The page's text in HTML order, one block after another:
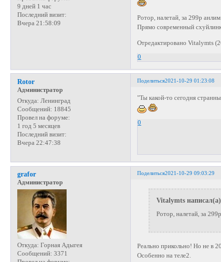
9 дней 1 час
Последний визит:
Вчера 21:58:09
Ротор, налетай, за 299р
Прямо современный
Отредактировано Vitalymts
0
Поделиться2021-10-29 01:23:08
Rotor
Администратор
Откуда: Ленинград
Сообщений: 18845
Провел на форуме:
1 год 5 месяцев
Последний визит:
Вчера 22:47:38
"Ты какой-то сегодня
0
Поделиться2021-10-29 09:03:29
grafor
Администратор
Откуда: Горная Адыгея
Сообщений: 3371
Vitalymts
Ротор, налетай, за
Реально прикольно! Но не в
Особенно на теле2.